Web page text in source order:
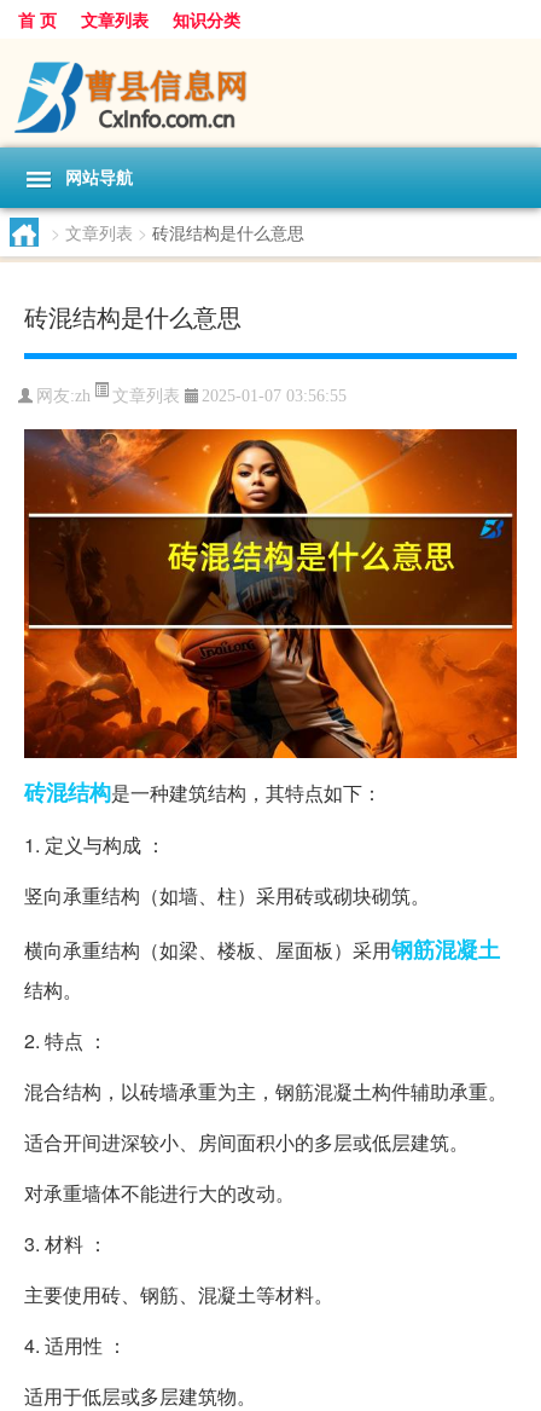
首 页 文章列表 知识分类
网站导航
> 文章列表 > 砖混结构是什么意思
砖混结构是什么意思
网友:zh 文章列表 2025-01-07 03:56:55
砖混结构是一种建筑结构，其特点如下：
1. 定义与构成 ：
竖向承重结构（如墙、柱）采用砖或砌块砌筑。
横向承重结构（如梁、楼板、屋面板）采用钢筋混凝土
结构。
2. 特点 ：
混合结构，以砖墙承重为主，钢筋混凝土构件辅助承重。
适合开间进深较小、房间面积小的多层或低层建筑。
对承重墙体不能进行大的改动。
3. 材料 ：
主要使用砖、钢筋、混凝土等材料。
4. 适用性 ：
适用于低层或多层建筑物。